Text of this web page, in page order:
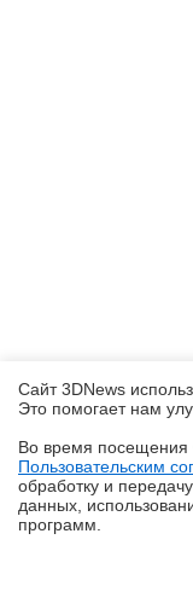
Обзор ноутбука ASUS
Сайт 3DNews
Это помогает нам
Во время посещения
Пользовательским
обработку и
данных,
программ.